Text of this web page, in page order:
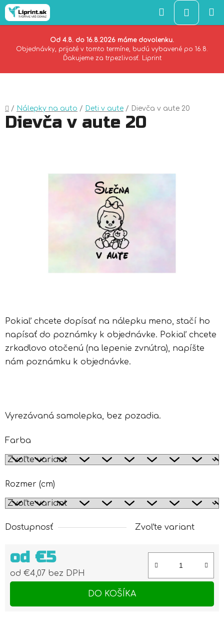
Od 4.8. do 16.8.2026 máme dovolenku.
Objednávky, prijaté v tomto termíne, budú vybavené po 16.8.
Ďakujeme za trpezlivosť. Liprint
Hľadať
KOŠÍK
Domov
/ Nálepky na auto / Deti v aute / Dievča v aute 20
Pokiaľ chcete dopísať na nálepku meno, stačí ho
napísať do poznámky k objednávke. Pokiaľ chcete
zrkadlovo otočenú (na lepenie zvnútra), napíšte
nám poznámku k objednávke.
Vyrezávaná samolepka, bez pozadia.
Farba
Rozmer (cm)
Dostupnosť Zvoľte variant
od €5
od €4,07 bez DPH
DO KOŠÍKA
Dievča v aute 20